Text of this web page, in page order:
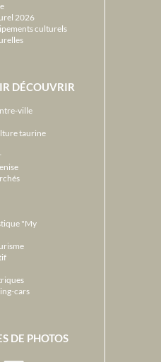
2026
culturels
DÉCOUVRIR
ville
taurine
"My
cars
DE PHOTOS